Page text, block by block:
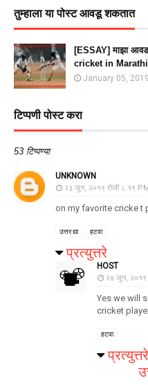
तुम्‍हाला या पोस्‍ट आवडू शकतात
[ESSAY] माझा
cricket in
January 05, 2019
टिप्पणी पोस्ट करा
53 टिप्पण्या
UNKNOWN
२३ जून, २०१९ रोजी ८:१९
on my favorite cricke t
उत्तर द्या हटवा
प्रत्युत्तरे
HOST
२४ जून, २०१९
Yes we will
cricket
हटवा
प्रत्युत्तरे